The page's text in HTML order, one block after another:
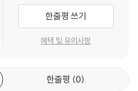
배변 습관을 고칠 수 있길 기대하
요. “5분만 참을 수는 없어? 힘들
한줄평 쓰기
혜택 및 유의사항
한줄평 0